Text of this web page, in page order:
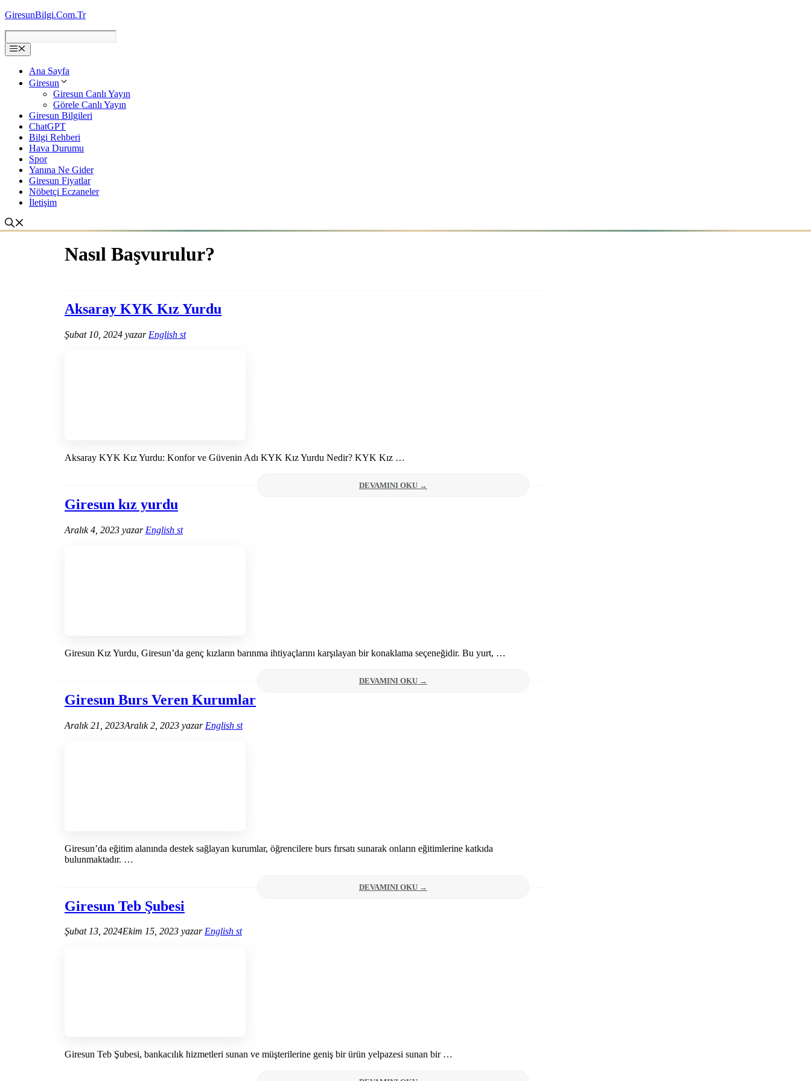
İçeriğe
GiresunBilgi.Com.Tr
Ana Sayfa
Giresun
Giresun Canlı Yayın
Görele Canlı Yayın
Giresun Bilgileri
ChatGPT
Bilgi Rehberi
Hava Durumu
Spor
Yanına Ne Gider
Giresun Fiyatlar
Nöbetçi Eczaneler
İletişim
Nasıl Başvurulur?
Aksaray KYK Kız Yurdu
Şubat 10, 2024 yazar English st
Aksaray KYK Kız Yurdu: Konfor ve Güvenin Adı KYK Kız Yurdu Nedir? KYK Kız …
DEVAMINI OKU →
Giresun kız yurdu
Aralık 4, 2023 yazar English st
Giresun Kız Yurdu, Giresun’da genç kızların barınma ihtiyaçlarını karşılayan bir konaklama seçeneğidir. Bu yurt, …
DEVAMINI OKU →
Giresun Burs Veren Kurumlar
Aralık 21, 2023Aralık 2, 2023 yazar English st
Giresun’da eğitim alanında destek sağlayan kurumlar, öğrencilere burs fırsatı sunarak onların eğitimlerine katkıda
bulunmaktadır. …
DEVAMINI OKU →
Giresun Teb Şubesi
Şubat 13, 2024Ekim 15, 2023 yazarEnglish st
Giresun Teb Şubesi, bankacılık hizmetleri sunan ve müşterilerine geniş bir ürün yelpazesi sunan bir …